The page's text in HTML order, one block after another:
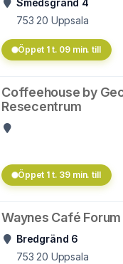
Smedsgränd 4
753 20 Uppsala
Öppet 1 t. 09 min. till
Coffeehouse by
Resecentrum
Öppet 1 t. 39 min. till
Waynes Café Forum
Bredgränd 6
753 20 Uppsala